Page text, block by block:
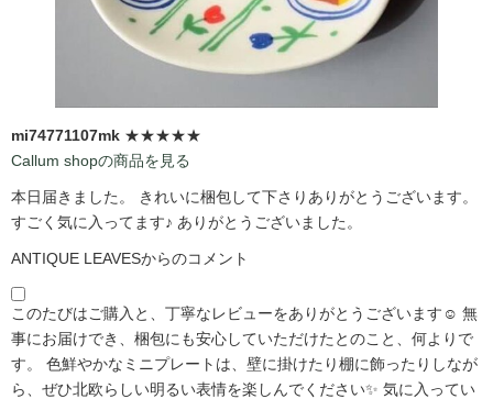
mi74771107mk ★★★★★
Callum shopの商品を見る
本日届きました。 きれいに梱包して下さりありがとうございます。
すごく気に入ってます♪ ありがとうございました。
ANTIQUE LEAVESからのコメント
このたびはご購入と、丁寧なレビューをありがとうございます☺️ 無
事にお届けでき、梱包にも安心していただけたとのこと、何よりで
す。 色鮮やかなミニプレートは、壁に掛けたり棚に飾ったりしなが
ら、ぜひ北欧らしい明るい表情を楽しんでください✨ 気に入ってい